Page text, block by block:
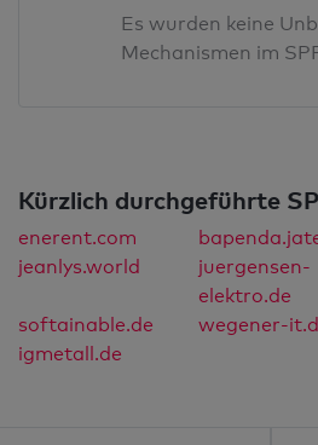
Es wurden keine
Mechanismen im
Kürzlich durchgeführte
enerent.com
jeanlys.world
juergensen-
elektro.de
softainable.de wegener-
igmetall.de